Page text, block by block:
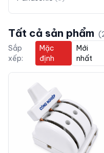
Tất cả sản phẩm (
Sắp
xếp:
Mặc
định
Mới
nhất